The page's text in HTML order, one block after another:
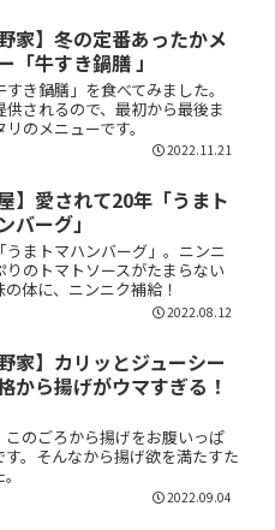
野家】冬の定番あったかメ
「牛すき鍋膳 」
き鍋膳」を食べてみました。
されるので、最初から最後ま
のメニューです。
2022.11.21
屋】愛されて20年「うまト
バーグ」
まトマハンバーグ」。ニンニ
のトマトソースがたまらない
体に、ニンニク補給！
2022.08.12
野家】カリッとジューシー
から揚げがウマすぎる！
のごろから揚げをお腹いっぱ
。そんなから揚げ欲を満たすた
2022.09.04